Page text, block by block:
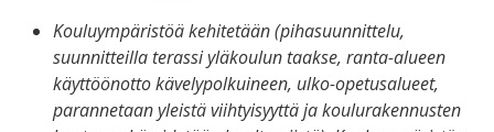
Kouluympäristöä kehitetään (pihasuunnittelu,
suunnitteilla terassi yläkoulun taakse, ranta-alueen
käyttöönotto kävelypolkuineen, ulko-opetusalueet,
parannetaan yleistä viihtyisyyttä ja koulurakennusten